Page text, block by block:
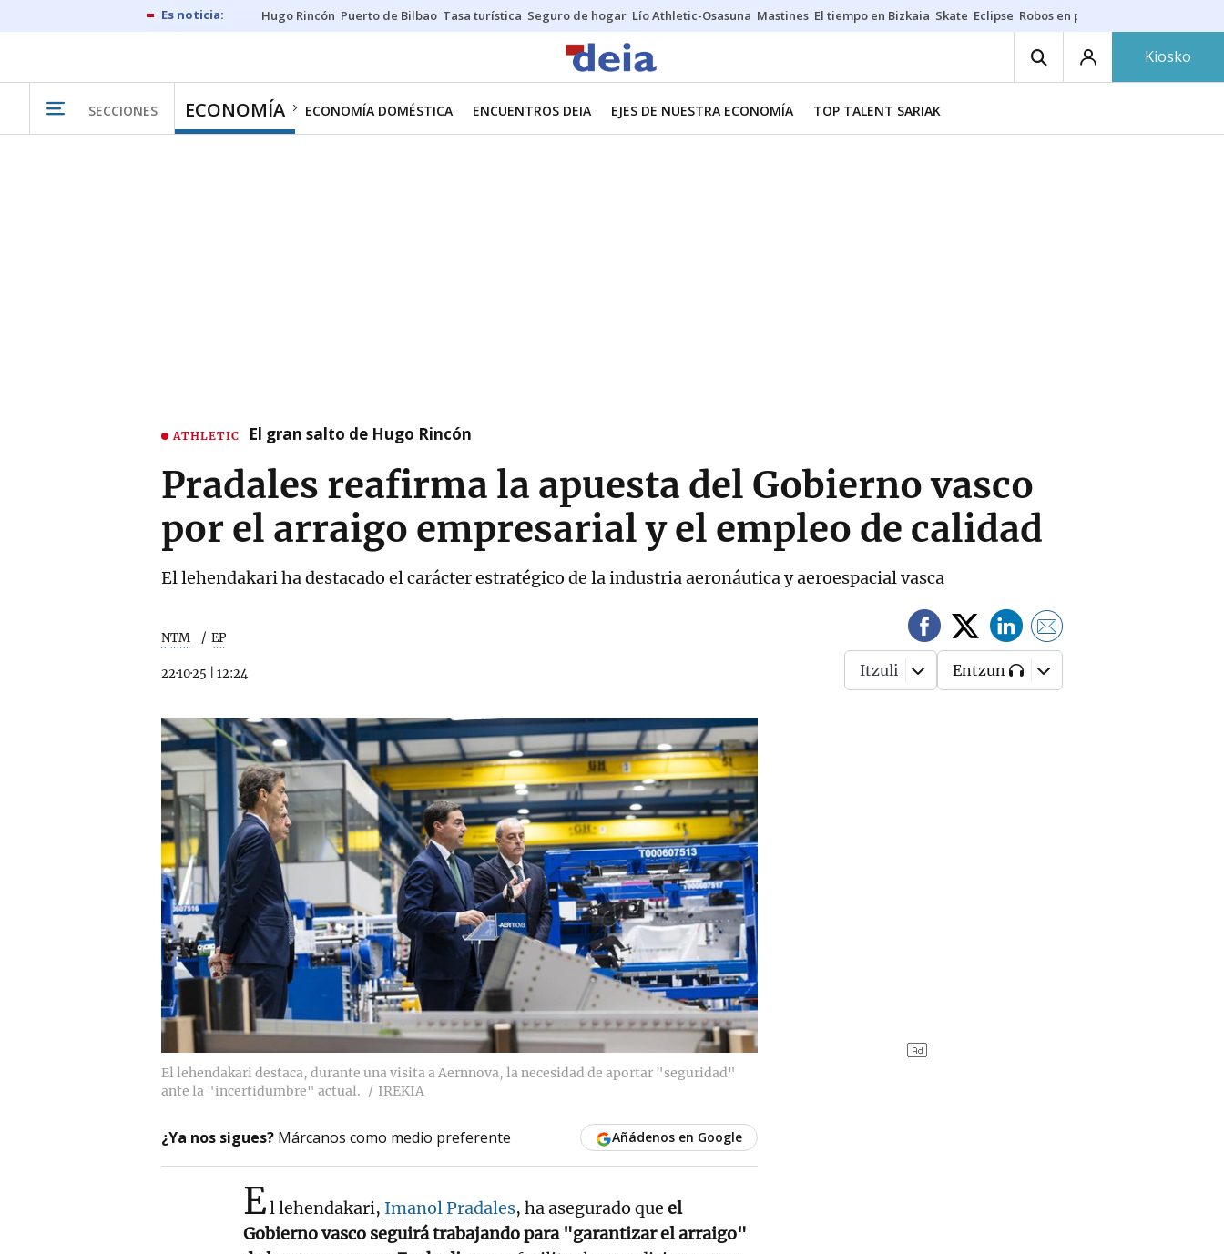
Hugo Rincón Puerto de Bilbao Tasa turística Seguro de hogar Lío Athletic-Osasuna Mastines El tiempo en Bizkaia Skate Eclipse Robos en playas
Kiosko
SECCIONES ECONOMÍA ECONOMÍA DOMÉSTICA ENCUENTROS DEIA EJES DE NUESTRA ECONOMÍA TOP TALENT SARIAK
ATHLETIC El gran salto de Hugo Rincón
Pradales reafirma la apuesta del Gobierno vasco
por el arraigo empresarial y el empleo de calidad
El lehendakari ha destacado el carácter estratégico de la industria aeronáutica y aeroespacial vasca
NTM EP
22·10·25 12:24 Itzuli Entzun
El lehendakari destaca, durante una visita a Aernnova, la necesidad de aportar "seguridad"
ante la "incertidumbre" actual.
IREKIA
¿Ya nos sigues? Márcanos como medio preferente Añádenos en Google
El lehendakari, Imanol Pradales, ha asegurado que el
Gobierno vasco seguirá trabajando para "garantizar el arraigo"